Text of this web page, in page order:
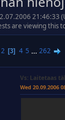
21:46:33
are viewing this
2 3 4 5 ... 262
Vs: Laitetaas
Wed 20.09.2006